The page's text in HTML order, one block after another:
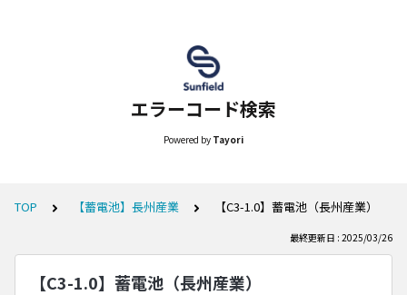
エラーコード検索
Powered by Tayori
TOP 【蓄電池】長州産業 【C3-1.0】蓄電池（長州産業）
最終更新日 : 2025/03/26
【C3-1.0】蓄電池（長州産業）